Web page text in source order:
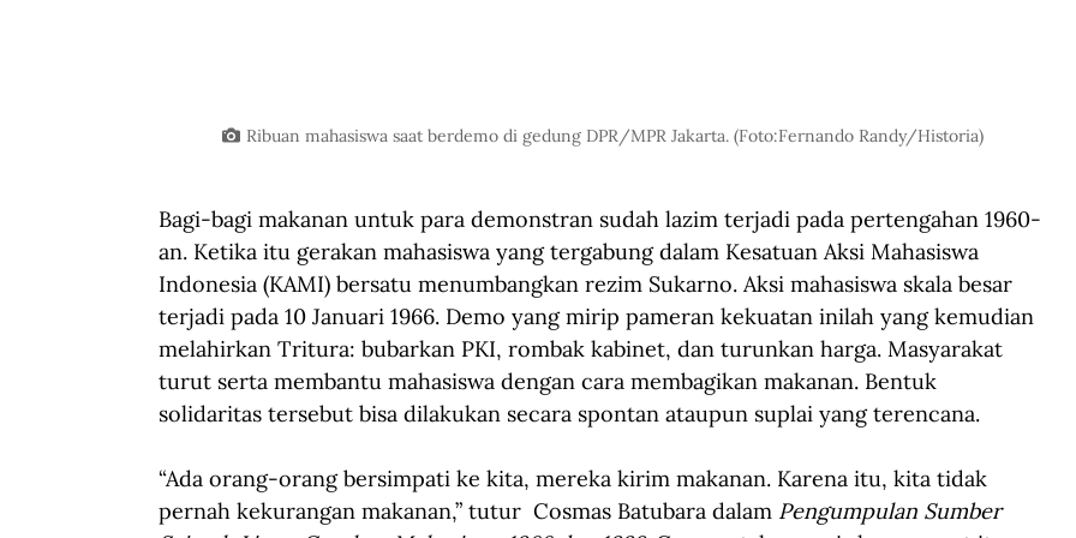
Ribuan mahasiswa saat berdemo di gedung DPR/MPR Jakarta. (Foto:Fernando Randy/Historia)
Bagi-bagi makanan untuk para demonstran sudah lazim terjadi pada pertengahan 1960-
an. Ketika itu gerakan mahasiswa yang tergabung dalam Kesatuan Aksi Mahasiswa
Indonesia (KAMI) bersatu menumbangkan rezim Sukarno. Aksi mahasiswa skala besar
terjadi pada 10 Januari 1966. Demo yang mirip pameran kekuatan inilah yang kemudian
melahirkan Tritura: bubarkan PKI, rombak kabinet, dan turunkan harga. Masyarakat
turut serta membantu mahasiswa dengan cara membagikan makanan. Bentuk
solidaritas tersebut bisa dilakukan secara spontan ataupun suplai yang terencana.
“Ada orang-orang bersimpati ke kita, mereka kirim makanan. Karena itu, kita tidak
pernah kekurangan makanan,” tutur  Cosmas Batubara dalam Pengumpulan Sumber